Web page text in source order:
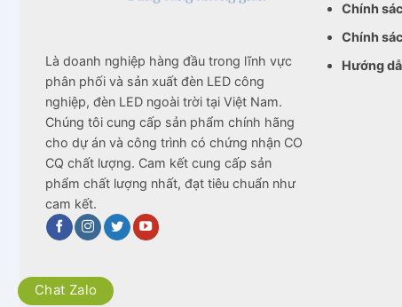
Là doanh nghiệp hàng đầu trong lĩnh vực
phân phối và sản xuất đèn LED công
nghiệp, đèn LED ngoài trời tại Việt Nam.
Chúng tôi cung cấp sản phẩm chính hãng
cho dự án và công trình có chứng nhận CO
CQ chất lượng. Cam kết cung cấp sản
phẩm chất lượng nhất, đạt tiêu chuẩn như
cam kết.
Chính
Chính
Hướng
Chat Zalo